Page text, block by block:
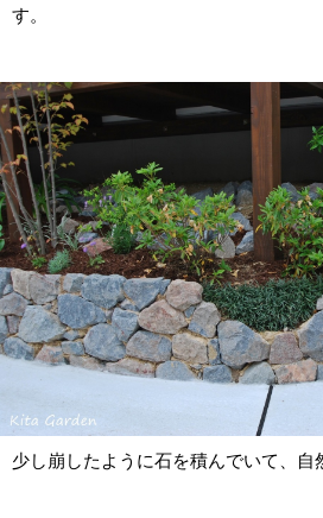
す。
少し崩したように石を積んでいて、自